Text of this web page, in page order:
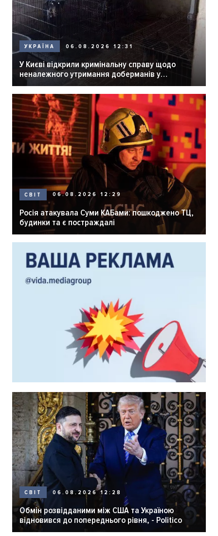
УКРАЇНА 06.08.2026 12:31
У Києві відкрили кримінальну справу щодо
неналежного утримання доберманів у
розпліднику
СВІТ 06.08.2026 12:29
Росія атакувала Суми КАБами: пошкоджено ТЦ,
будинки та є постраждалі
СВІТ 06.08.2026 12:28
Обмін розвідданими між США та Україною
відновився до попереднього рівня, - Politico